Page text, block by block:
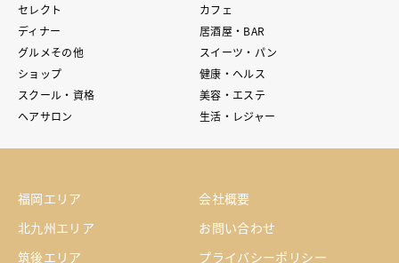
セレクト
カフェ
ディナー
居酒屋・BAR
グルメその他
スイーツ・パン
ショップ
健康・ヘルス
スクール・資格
美容・エステ
ヘアサロン
生活・レジャー
福岡エリア
北九州エリア
筑後エリア
会社概要
お問い合わせ
プライバシーポリシー